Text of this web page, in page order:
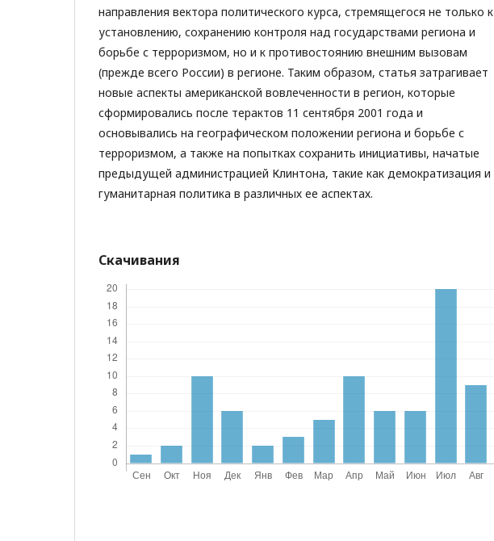
направления вектора политического курса, стремящегося не только к
установлению, сохранению контроля над государствами региона и
борьбе с терроризмом, но и к противостоянию внешним вызовам
(прежде всего России) в регионе. Таким образом, статья затрагивает
новые аспекты американской вовлеченности в регион, которые
сформировались после терактов 11 сентября 2001 года и
основывались на географическом положении региона и борьбе с
терроризмом, а также на попытках сохранить инициативы, начатые
предыдущей администрацией Клинтона, такие как демократизация и
гуманитарная политика в различных ее аспектах.
Скачивания